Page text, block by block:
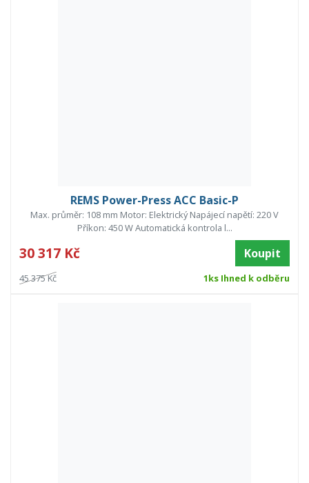
REMS Power-Press ACC Basic-P
Max. průměr: 108 mm Motor: Elektrický Napájecí napětí: 220 V
Příkon: 450 W Automatická kontrola l...
30 317 Kč Koupit
45 375 Kč 1ks Ihned k odběru